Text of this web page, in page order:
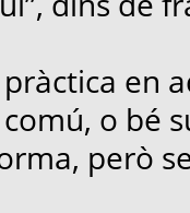
en
o bé
però